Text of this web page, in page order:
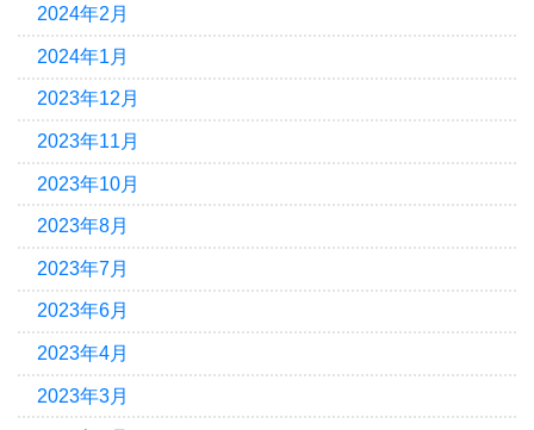
2024年2月
2024年1月
2023年12月
2023年11月
2023年10月
2023年8月
2023年7月
2023年6月
2023年4月
2023年3月